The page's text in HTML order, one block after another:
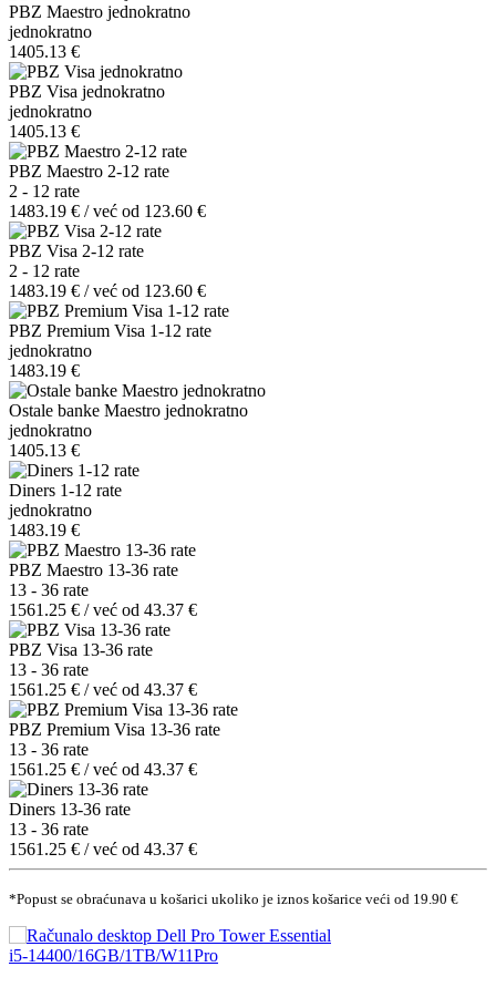
PBZ Maestro jednokratno
jednokratno
1405.13 €
PBZ Visa jednokratno
jednokratno
1405.13 €
PBZ Maestro 2-12 rate
2 - 12 rate
1483.19 € / već od 123.60 €
PBZ Visa 2-12 rate
2 - 12 rate
1483.19 € / već od 123.60 €
PBZ Premium Visa 1-12 rate
jednokratno
1483.19 €
Ostale banke Maestro jednokratno
jednokratno
1405.13 €
Diners 1-12 rate
jednokratno
1483.19 €
PBZ Maestro 13-36 rate
13 - 36 rate
1561.25 € / već od 43.37 €
PBZ Visa 13-36 rate
13 - 36 rate
1561.25 € / već od 43.37 €
PBZ Premium Visa 13-36 rate
13 - 36 rate
1561.25 € / već od 43.37 €
Diners 13-36 rate
13 - 36 rate
1561.25 € / već od 43.37 €
*Popust se obraćunava u košarici ukoliko je iznos košarice veći od 19.90 €